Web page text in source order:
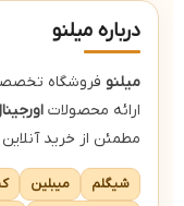
درباره میلنو
میلنو فروشگاه
ارائه محصولات
مطمئن از خرید
شیگلم میبلین